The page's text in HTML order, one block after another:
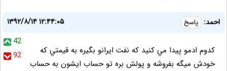
احمد: پاسخ
۱۳۹۲/۸/۱۴ ۱۲:۴۴:۰۵
42
92
كدوم ادمو پيدا مي كنيد كه نفت ايرانو بگيره به قيمتي كه
خودش ميگه بفروشه و پولش بره تو حساب ايشون به حساب